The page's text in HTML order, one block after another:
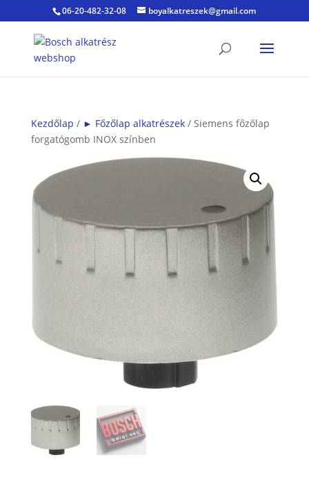
06-20-482-32-08 boyalkatreszek@gmail.com
Kezdőlap / ► Főzőlap alkatrészek/ Siemens főzőlap
forgatógomb INOX színben